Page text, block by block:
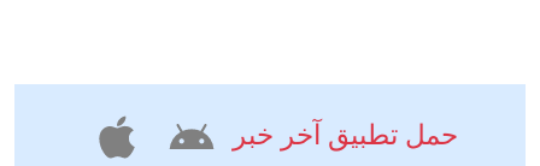
حمل تطبيق آخر خبر